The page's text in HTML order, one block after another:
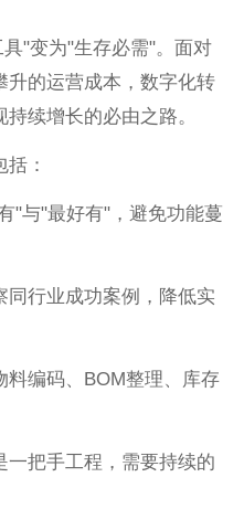
"变为"生存必需"。面对
升的运营成本，数字化转
续增长的必由之路。
：
"与"最好有"，避免功能蔓
同行业成功案例，降低实
料编码、BOM整理、库存
一把手工程，需要持续的